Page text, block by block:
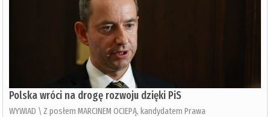
Polska wróci na drogę rozwoju dzięki PiS
WYWIAD \ Z posłem MARCINEM OCIEPĄ, kandydatem Prawa